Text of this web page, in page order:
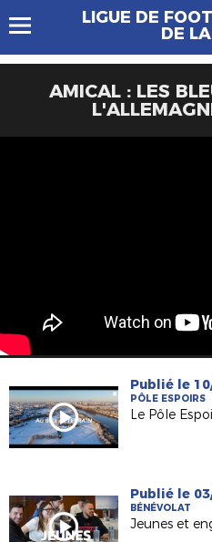
LIGUE DE
DE
AMICAL : LES
Publié le
PÔLE ESPOIRS
Publié le
BÉNÉVOLAT